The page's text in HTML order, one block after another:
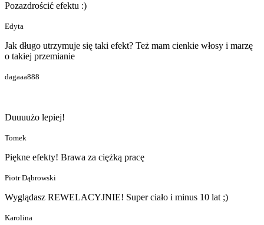
Pozazdrościć efektu :)
Edyta
Jak długo utrzymuje się taki efekt? Też mam cienkie włosy i marzę
o takiej przemianie
dagaaa888
Duuuużo lepiej!
Tomek
Piękne efekty! Brawa za ciężką pracę
Piotr Dąbrowski
Wyglądasz REWELACYJNIE! Super ciało i minus 10 lat ;)
Karolina